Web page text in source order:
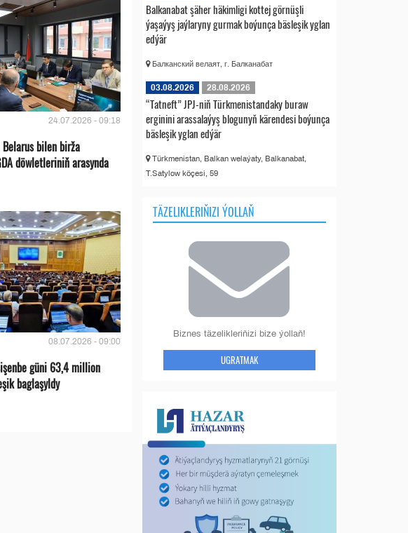
24.07.2026 - 09:18
bilen birža
döwletleriniň arasynda
08.07.2026 - 09:00
güni 63,4 million
baglaşyldy
Balkanabat şäher häkimligi kottej görnüşli
ýaşaýyş jaýlaryny gurmak boýunça bäsleşik yglan
edýär
Балканский велаят, г. Балканабат
03.08.2026 28.08.2026
“Tatneft” JPJ-niň Türkmenistandaky buraw
erginini arassalaýyş blogunyň kärendesi boýunça
bäsleşik yglan edýär
Türkmenistan, Balkan welaýaty, Balkanabat,
T.Satylow köçesi, 59
TÄZELIKLERIŇIZI ÝOLLAŇ
Biznes täzelikleriňizi bize ýollaň!
UGRATMAK